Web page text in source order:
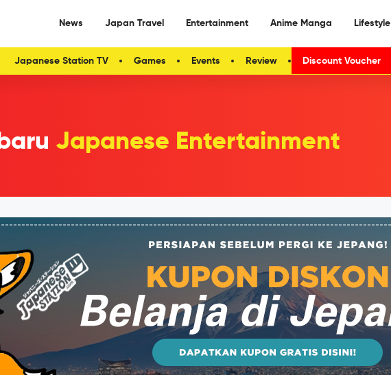
News Japan Travel Entertainment Anime Manga Lifestyle
Japanese Station TV Games Events Review Discount Voucher
Japanese Entertainment